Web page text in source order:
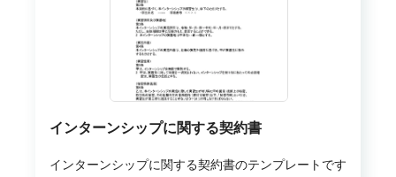
インターンシップに関する契約書
インターンシップに関する契約書のテンプレートです